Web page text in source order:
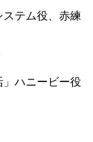
ステム役、赤練
」ハニービー役